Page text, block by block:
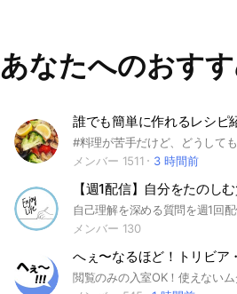
あなたへのおす
メンバー 1511
3 時間前
【週1配信】自分をたのし
メンバー 130